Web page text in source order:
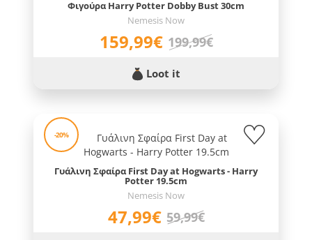
Φιγούρα Harry Potter Dobby Bust 30cm
Nemesis Now
159,99€ 199,99€
Loot it
-20%
Γυάλινη Σφαίρα First Day at Hogwarts - Harry
Potter 19.5cm
Nemesis Now
47,99€ 59,99€